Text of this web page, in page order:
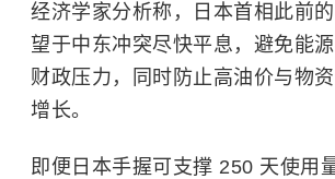
经济学家分析称，日本首相此前
望于中东冲突尽快平息，避免能
财政压力，同时防止高油价与物
增长。
即便日本手握可支撑 250 天使用